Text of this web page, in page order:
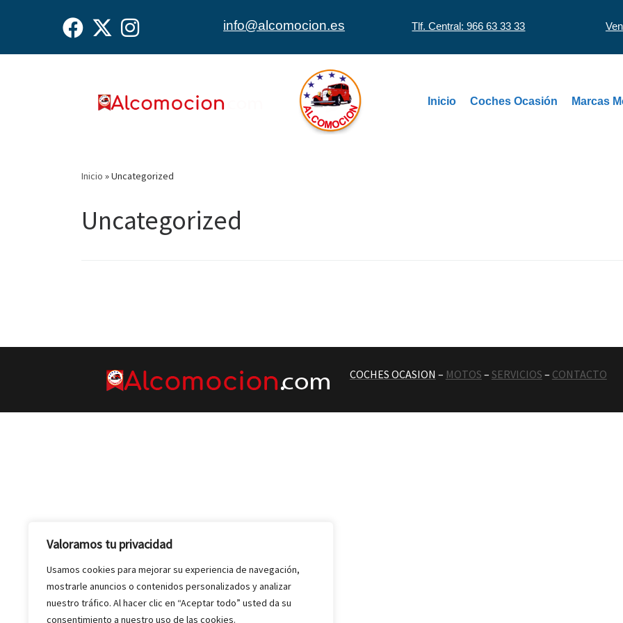
Valoramos tu privacidad
Usamos cookies para mejorar su experiencia de navegación,
mostrarle anuncios o contenidos personalizados y analizar
nuestro tráfico. Al hacer clic en “Aceptar todo” usted da su
consentimiento a nuestro uso de las cookies.
info@alcomocion.es Tlf. Central: 966 63 33 33
Inicio Coches Ocasión Marcas
Inicio »Uncategorized
Uncategorized
COCHES OCASION – MOTOS – SERVICIOS – CONTACTO